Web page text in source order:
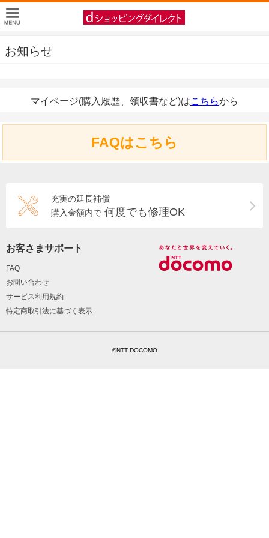
お知らせ
マイページ(購入履歴、領収書など)はこちらから
FAQはこちら
充実の延長補償
購入金額内で 何度でも修理OK
お客さまサポート
FAQ
お問い合わせ
サービス利用規約
特定商取引法に基づく表示
©NTT DOCOMO